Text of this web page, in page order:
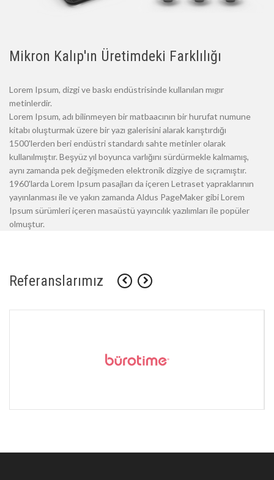
Mikron Kalıp'ın Üretimdeki Farklılığı
Lorem Ipsum, dizgi ve baskı endüstrisinde kullanılan mıgır
metinlerdir.
Lorem Ipsum, adı bilinmeyen bir matbaacının bir hurufat numune
kitabı oluşturmak üzere bir yazı galerisini alarak karıştırdığı
1500'lerden beri endüstri standardı sahte metinler olarak
kullanılmıştır. Beşyüz yıl boyunca varlığını sürdürmekle kalmamış,
aynı zamanda pek değişmeden elektronik dizgiye de sıçramıştır.
1960'larda Lorem Ipsum pasajları da içeren Letraset yapraklarının
yayınlanması ile ve yakın zamanda Aldus PageMaker gibi Lorem
Ipsum sürümleri içeren masaüstü yayıncılık yazılımları ile popüler
olmuştur.
Referanslarımız